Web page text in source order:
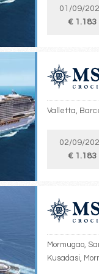
01/09/
€ 1.183
Valletta,
02/09/
€ 1.183
Mormugao,
Kusadasi,